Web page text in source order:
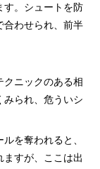
す。シュートを防
合わせられ、前半
クニックのある相
みられ、危ういシ
を奪われると、
すが、ここは出